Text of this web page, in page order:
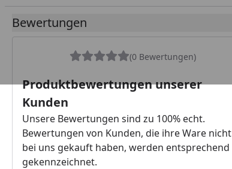
Bewertungen
(0 Bewertungen)
Produktbewertungen unserer
Kunden
Unsere Bewertungen sind zu 100% echt.
Bewertungen von Kunden, die ihre Ware nicht
bei uns gekauft haben, werden entsprechend
gekennzeichnet.